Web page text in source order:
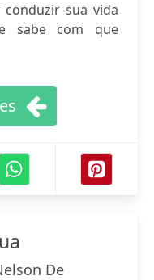
sua vida
sabe com que
De